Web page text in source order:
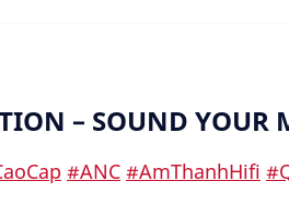
– SOUND YOUR
#ANC #AmThanhHifi